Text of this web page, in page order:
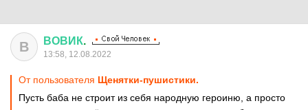
В ВОВИК.
13:58, 12.08.2022
От пользователя Щенятки-пушистики.
Пусть баба не строит из себя народную героиню, а просто